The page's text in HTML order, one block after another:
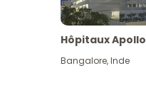
Hôpitaux Apollo
Bangalore,Inde